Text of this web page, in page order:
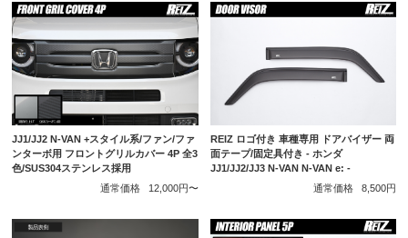
JJ1/JJ2 N-VAN +スタイル系/ファン/ファ
ンターボ用 フロントグリルカバー 4P 全3
色/SUS304ステンレス採用
通常価格
12,000円〜
REIZ ロゴ付き 車種専用 ドアバイザー 両
面テープ/固定具付き - ホンダ
JJ1/JJ2/JJ3 N-VAN N-VAN e: -
通常価格
8,500円